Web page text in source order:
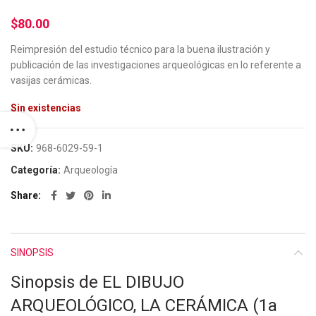
$80.00
Reimpresión del estudio técnico para la buena ilustración y
publicación de las investigaciones arqueológicas en lo referente a
vasijas cerámicas.
Sin existencias
SKU: 968-6029-59-1
Categoría: Arqueología
Share
SINOPSIS
Sinopsis de EL DIBUJO
ARQUEOLÓGICO, LA CERÁMICA (1a